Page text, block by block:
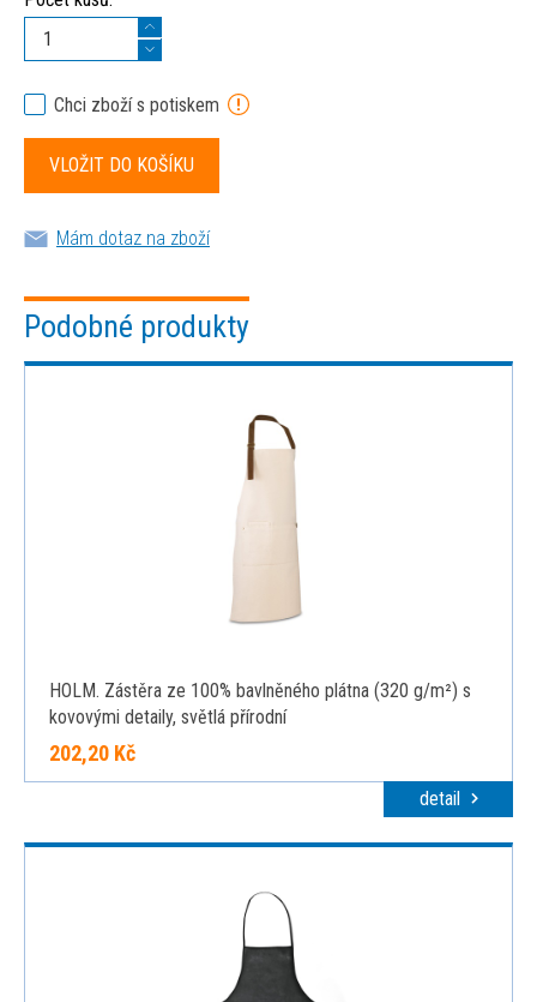
Chci zboží s potiskem
Mám dotaz na zboží
Podobné produkty
HOLM. Zástěra ze 100% bavlněného plátna (320 g/m²) s
kovovými detaily, světlá přírodní
202,20 Kč
detail